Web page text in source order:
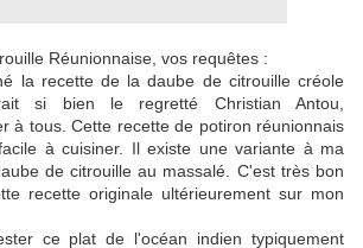
Réunionnaise, vos requêtes :
la recette de la daube de citrouille créole
si bien le regretté Christian Antou,
à tous. Cette recette de potiron réunionnais
à cuisiner. Il existe une variante à ma
de citrouille au massalé. C'est très bon
recette originale ultérieurement sur mon
ce plat de l'océan indien typiquement